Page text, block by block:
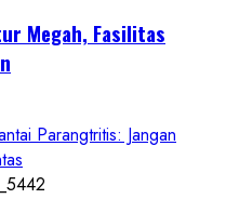
Megah, Fasilitas
Parangtritis: Jangan